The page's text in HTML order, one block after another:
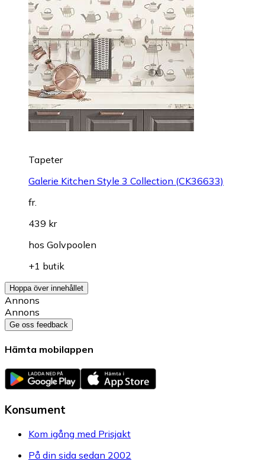
Tapeter
Galerie Kitchen Style 3 Collection (CK36633)
fr.
439 kr
hos Golvpoolen
+1 butik
Hoppa över innehållet
Annons
Annons
Ge oss feedback
Hämta mobilappen
Konsument
Kom igång med Prisjakt
På din sida sedan 2002